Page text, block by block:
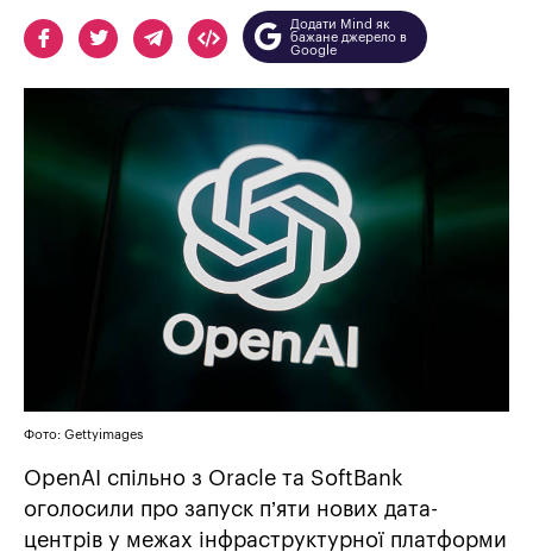
Додати Mind як
бажане джерело в
Google
Фото: Gettyimages
OpenAI спільно з Oracle та SoftBank
оголосили про запуск п’яти нових дата-
центрів у межах інфраструктурної платформи